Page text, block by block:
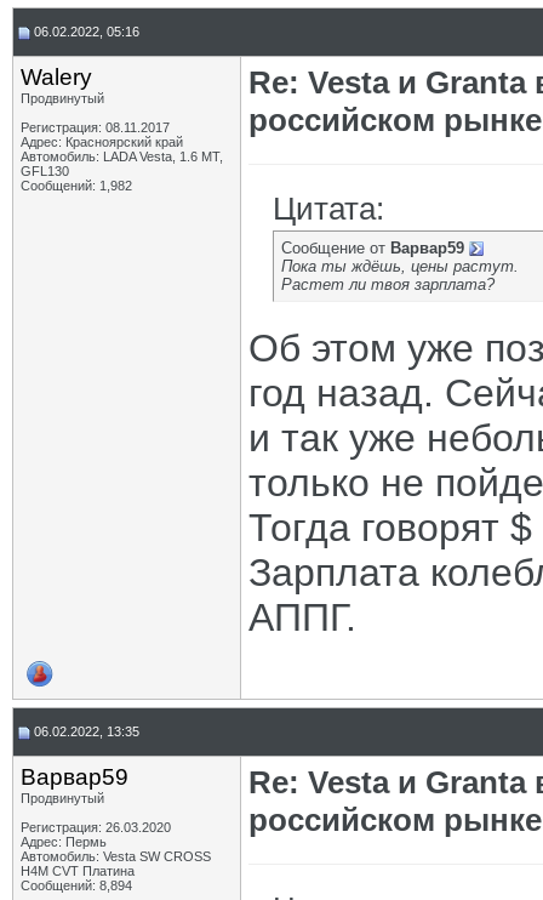
06.02.2022, 05:16
Walery
Продвинутый
Регистрация: 08.11.2017
Адрес: Красноярский край
Автомобиль: LADA Vesta, 1.6 МТ,
GFL130
Сообщений: 1,982
Re: Vesta и
российском рынке
Цитата:
Сообщение от Варвар59
Пока ты ждёшь, цены растут.
Растет ли твоя зарплата?
Об этом уже
год назад.
и так уже
только не
Тогда говорят
Зарплата
АППГ.
06.02.2022, 13:35
Варвар59
Продвинутый
Регистрация: 26.03.2020
Адрес: Пермь
Автомобиль: Vesta SW CROSS
H4M CVT Платина
Сообщений: 8,894
Re: Vesta и
российском рынке